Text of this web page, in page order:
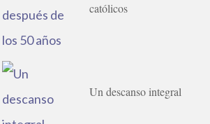
católicos
Un descanso integral